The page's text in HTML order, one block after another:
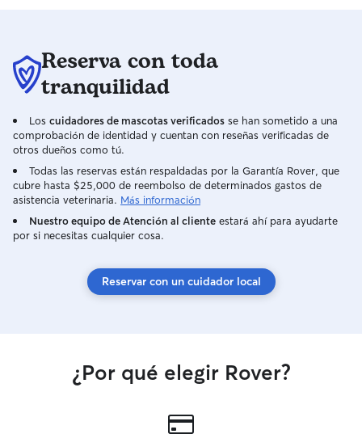
Reserva con toda
tranquilidad
Los cuidadores de mascotas verificados se han sometido a una
comprobación de identidad y cuentan con reseñas verificadas de
otros dueños como tú.
Todas las reservas están respaldadas por la Garantía Rover, que
cubre hasta $25,000 de reembolso de determinados gastos de
asistencia veterinaria. Más información
Nuestro equipo de Atención al cliente estará ahí para ayudarte
por si necesitas cualquier cosa.
Reservar con un cuidador local
¿Por qué elegir Rover?